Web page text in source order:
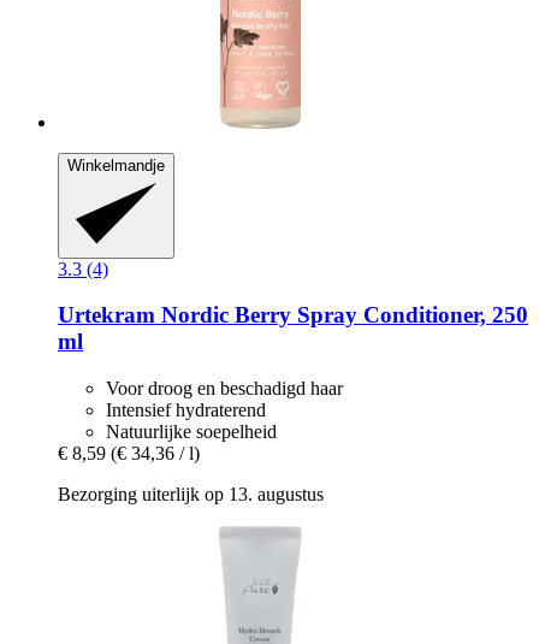
Winkelmandje
3.3 (4)
Urtekram Nordic Berry Spray Conditioner, 250
ml
Voor droog en beschadigd haar
Intensief hydraterend
Natuurlijke soepelheid
€ 8,59 (€ 34,36 / l)
Bezorging uiterlijk op 13. augustus